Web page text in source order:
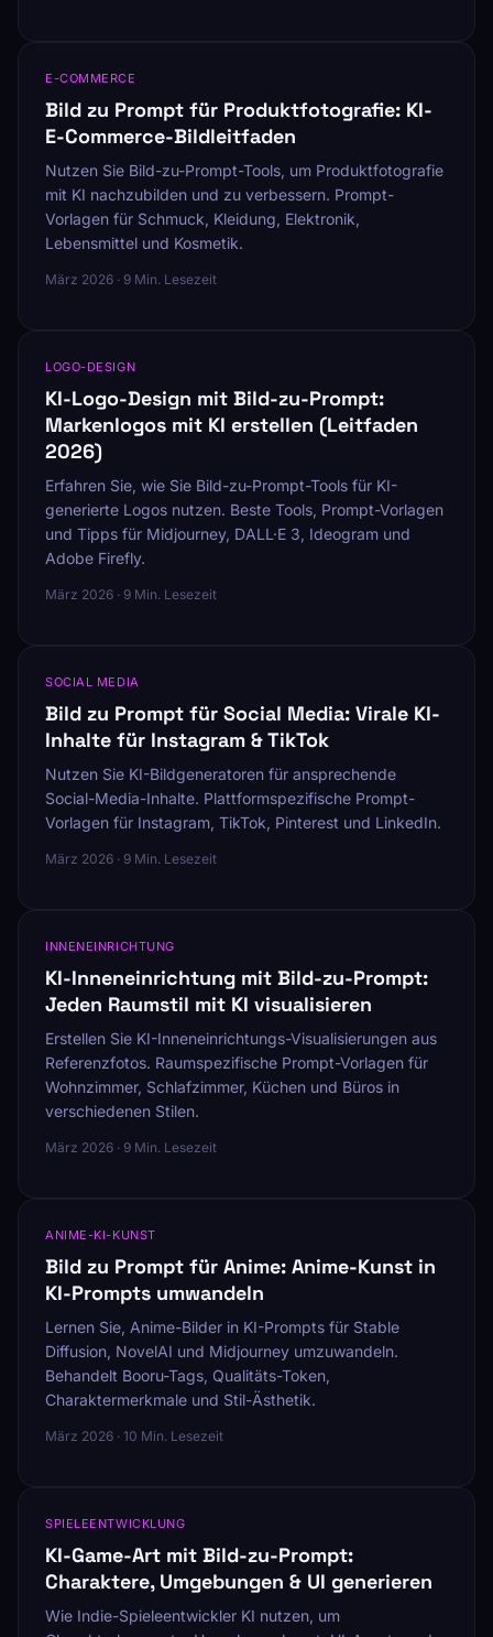
E-COMMERCE
Bild zu Prompt für Produktfotografie: KI-
E-Commerce-Bildleitfaden
Nutzen Sie Bild-zu-Prompt-Tools, um Produktfotografie
mit KI nachzubilden und zu verbessern. Prompt-
Vorlagen für Schmuck, Kleidung, Elektronik,
Lebensmittel und Kosmetik.
März 2026 · 9 Min. Lesezeit
LOGO-DESIGN
KI-Logo-Design mit Bild-zu-Prompt:
Markenlogos mit KI erstellen (Leitfaden
2026)
Erfahren Sie, wie Sie Bild-zu-Prompt-Tools für KI-
generierte Logos nutzen. Beste Tools, Prompt-Vorlagen
und Tipps für Midjourney, DALL·E 3, Ideogram und
Adobe Firefly.
März 2026 · 9 Min. Lesezeit
SOCIAL MEDIA
Bild zu Prompt für Social Media: Virale KI-
Inhalte für Instagram & TikTok
Nutzen Sie KI-Bildgeneratoren für ansprechende
Social-Media-Inhalte. Plattformspezifische Prompt-
Vorlagen für Instagram, TikTok, Pinterest und LinkedIn.
März 2026 · 9 Min. Lesezeit
INNENEINRICHTUNG
KI-Inneneinrichtung mit Bild-zu-Prompt:
Jeden Raumstil mit KI visualisieren
Erstellen Sie KI-Inneneinrichtungs-Visualisierungen aus
Referenzfotos. Raumspezifische Prompt-Vorlagen für
Wohnzimmer, Schlafzimmer, Küchen und Büros in
verschiedenen Stilen.
März 2026 · 9 Min. Lesezeit
ANIME-KI-KUNST
Bild zu Prompt für Anime: Anime-Kunst in
KI-Prompts umwandeln
Lernen Sie, Anime-Bilder in KI-Prompts für Stable
Diffusion, NovelAI und Midjourney umzuwandeln.
Behandelt Booru-Tags, Qualitäts-Token,
Charaktermerkmale und Stil-Ästhetik.
März 2026 · 10 Min. Lesezeit
SPIELEENTWICKLUNG
KI-Game-Art mit Bild-zu-Prompt:
Charaktere, Umgebungen & UI generieren
Wie Indie-Spieleentwickler KI nutzen, um